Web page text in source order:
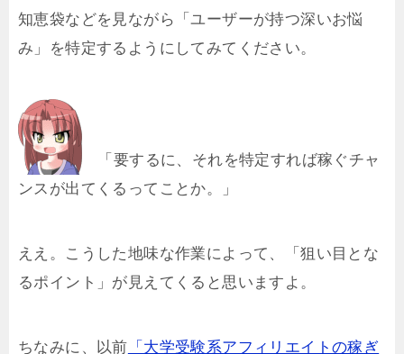
知恵袋などを見ながら「ユーザーが持つ深いお悩
み」を特定するようにしてみてください。
「要するに、それを特定すれば稼ぐチャ
ンスが出てくるってことか。」
ええ。こうした地味な作業によって、「狙い目とな
るポイント」が見えてくると思いますよ。
ちなみに、以前 「大学受験系アフィリエイトの稼ぎ